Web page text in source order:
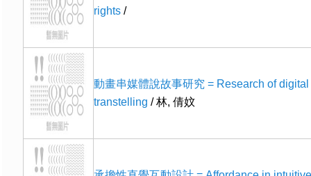
rights /
動畫串媒體說故事研究 = Research of
transtelling / 林, 倩妏